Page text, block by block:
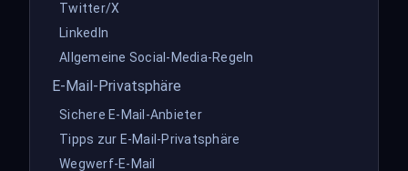
Twitter/X
LinkedIn
Allgemeine Social-Media-Regeln
E-Mail-Privatsphäre
Sichere E-Mail-Anbieter
Tipps zur E-Mail-Privatsphäre
Wegwerf-E-Mail